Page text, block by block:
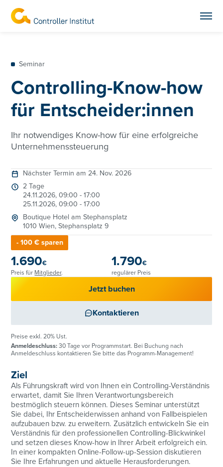
Seminar
Controlling-Know-how
für Entscheider:innen
Ihr notwendiges Know-how für eine erfolgreiche
Unternehmenssteuerung
Ziel
Als Führungskraft wird von Ihnen ein Controlling-Verständnis
erwartet, damit Sie Ihren Verantwortungsbereich
bestmöglich steuern können. Dieses Seminar unterstützt
Sie dabei, Ihr Entscheiderwissen anhand von Fallbeispielen
aufzubauen bzw. zu erweitern. Zusätzlich entwickeln Sie ein
Verständnis für den professionellen Controlling-Blickwinkel
und setzen dieses Know-how in Ihrer Arbeit erfolgreich ein.
In einer kompakten Online-Follow-up-Session diskutieren
Sie Ihre Erfahrungen und aktuelle Herausforderungen.
Nächster Termin am 24. Nov. 2026
2 Tage
24.11.2026, 09:00 - 17:00
25.11.2026, 09:00 - 17:00
Boutique Hotel am Stephansplatz
1010 Wien, Stephansplatz 9
- 100 € sparen
1.690€
Preis für Mitglieder.
1.790€
regulärer Preis
Jetzt buchen
Kontaktieren
Preise exkl. 20% Ust.
Anmeldeschluss: 30 Tage vor Programmstart. Bei Buchung nach
Anmeldeschluss kontaktieren Sie bitte das Programm-Management!